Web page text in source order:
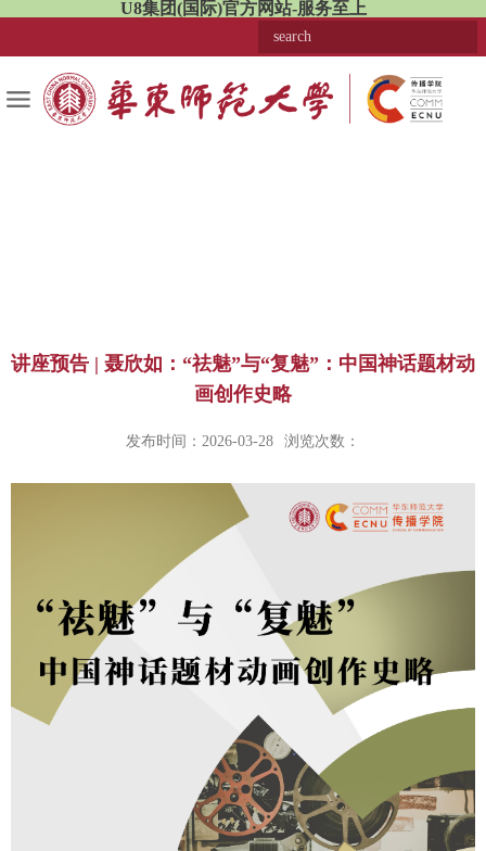
U8集团(国际)官方网站-服务至上
讲座预告 | 聂欣如：“祛魅”与“复魅”：中国神话题材动
画创作史略
发布时间：2026-03-28 浏览次数：